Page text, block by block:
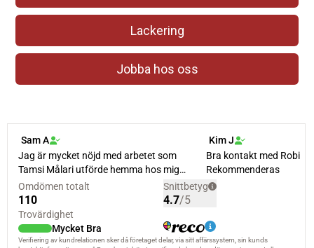
Lackering
Jobba hos oss